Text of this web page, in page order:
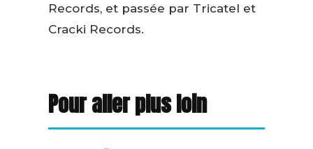
Records, et passée par Tricatel et
Cracki Records.
Pour aller plus loin